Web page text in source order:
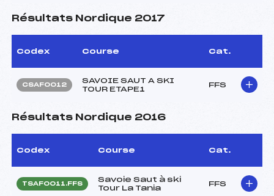
Résultats Nordique 2017
Codex Course Cat.
CSAF0012
SAVOIE SAUT A SKI
TOUR ETAPE1
FFS
Résultats Nordique 2016
Codex Course Cat.
TSAF0011.FFS
Savoie Saut à ski
Tour La Tania
FFS